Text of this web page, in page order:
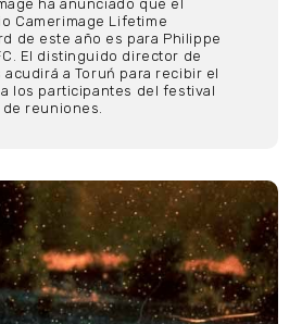
ha anunciado que el
Camerimage Lifetime
de este año es para Philippe
El distinguido director de
a Toruń para recibir el
los participantes del festival
reuniones.